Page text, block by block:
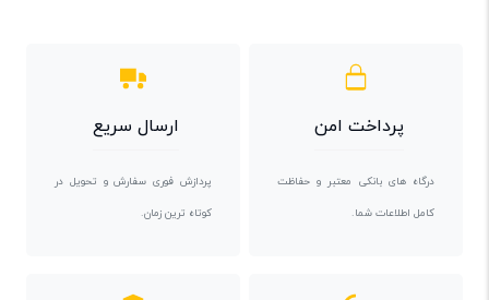
پرداخت امن
درگاه های بانکی معتبر و حفاظت
کامل اطلاعات شما.
ارسال سریع
پردازش فوری سفارش و تحویل در
کوتاه ترین زمان.